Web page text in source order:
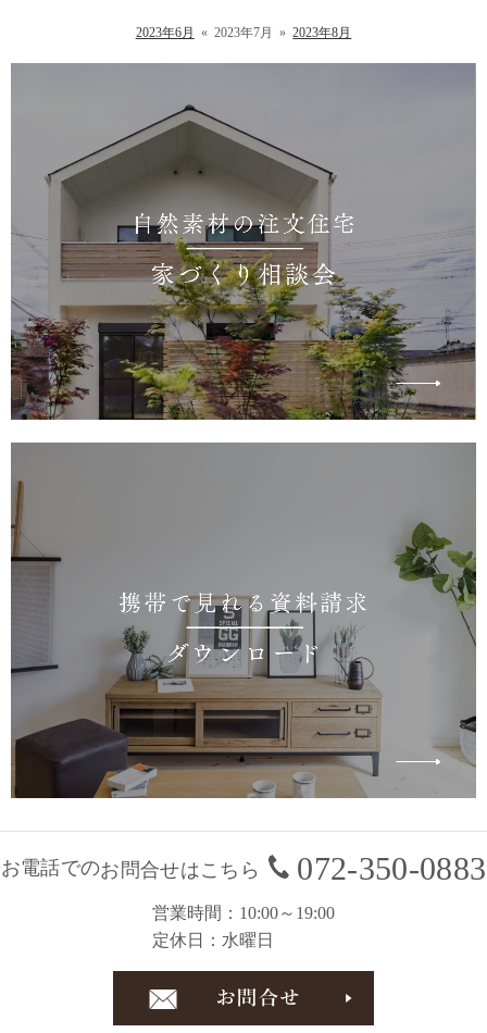
2023年6月 « 2023年7月 » 2023年8月
お電話でのお問合せはこちら 072-350-0883
営業時間
10:00～19:00
定休日
水曜日